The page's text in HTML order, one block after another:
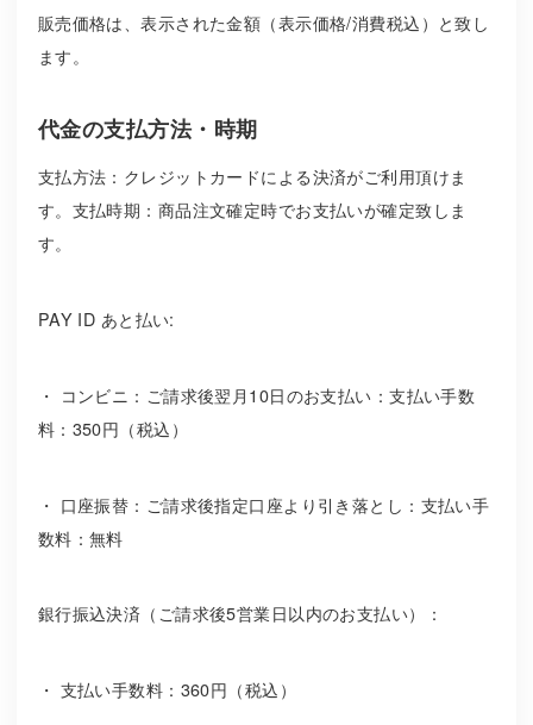
販売価格は、表示された金額（表示価格/消費税込）と致し
ます。
代金の支払方法・時期
支払方法：クレジットカードによる決済がご利用頂けま
す。支払時期：商品注文確定時でお支払いが確定致しま
す。
PAY ID あと払い:
・ コンビニ：ご請求後翌月10日のお支払い：支払い手数
料：350円（税込）
・ 口座振替：ご請求後指定口座より引き落とし：支払い手
数料：無料
銀行振込決済（ご請求後5営業日以内のお支払い）：
・ 支払い手数料：360円（税込）